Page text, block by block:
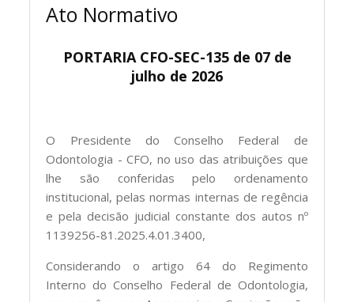
Ato Normativo
PORTARIA CFO-SEC-135 de 07 de
julho de 2026
O Presidente do Conselho Federal de
Odontologia - CFO, no uso das atribuições que
lhe são conferidas pelo ordenamento
institucional, pelas normas internas de regência
e pela decisão judicial constante dos autos nº
1139256-81.2025.4.01.3400,
Considerando o artigo 64 do Regimento
Interno do Conselho Federal de Odontologia,